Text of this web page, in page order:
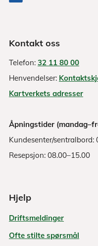
Kontakt oss
Telefon: 32 11 80 00
Henvendelser:
Kartverkets adresser
Åpningstider
Kundesenter/sentralbord:
Resepsjon: 08.00–15.00
Hjelp
Driftsmeldinger
Ofte stilte spørsmål